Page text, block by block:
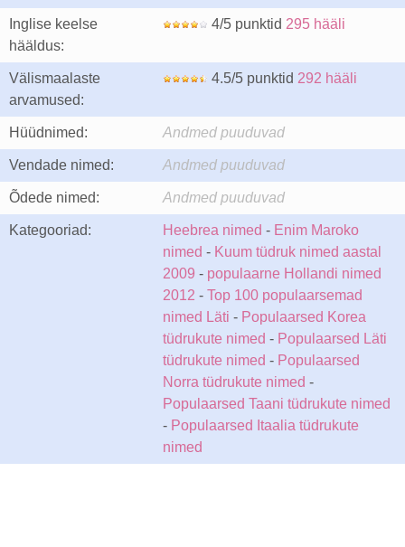
Inglise keelse
hääldus:
4/5 punktid 295 hääli
Välismaalaste
arvamused:
4.5/5 punktid 292 hääli
Hüüdnimed: Andmed puuduvad
Vendade nimed: Andmed puuduvad
Õdede nimed: Andmed puuduvad
Kategooriad: Heebrea nimed - Enim Maroko
nimed - Kuum tüdruk nimed aastal
2009 - populaarne Hollandi nimed
2012 - Top 100 populaarsemad
nimed Läti - Populaarsed Korea
tüdrukute nimed - Populaarsed Läti
tüdrukute nimed - Populaarsed
Norra tüdrukute nimed -
Populaarsed Taani tüdrukute nimed
- Populaarsed Itaalia tüdrukute
nimed